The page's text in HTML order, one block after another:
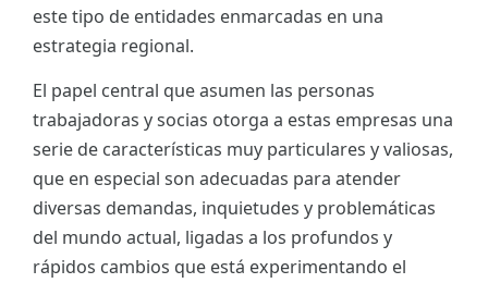
este tipo de entidades enmarcadas en una
estrategia regional.
El papel central que asumen las personas
trabajadoras y socias otorga a estas empresas una
serie de características muy particulares y valiosas,
que en especial son adecuadas para atender
diversas demandas, inquietudes y problemáticas
del mundo actual, ligadas a los profundos y
rápidos cambios que está experimentando el